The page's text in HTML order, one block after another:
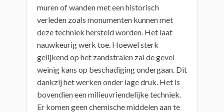
muren of wanden met een historisch
verleden zoals monumenten kunnen met
deze techniek hersteld worden. Het laat
nauwkeurig werk toe. Hoewel sterk
gelijkend op het zandstralen zal de gevel
weinig kans op beschadiging ondergaan. Dit
dankzij het werken onder lage druk. Het is
bovendien een milieuvriendelijke techniek.
Er komen geen chemische middelen aan te